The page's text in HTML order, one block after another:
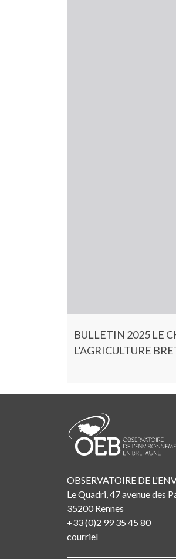
BULLETIN 2025 LE
L’AGRICULTURE
OBSERVATOIRE DE
Le Quadri, 47 avenue des
35200 Rennes
+33 (0)2 99 35 45 80
courriel